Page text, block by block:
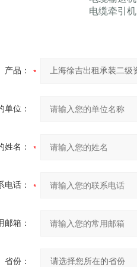
电缆牵引机
产品：
单位：
姓名：
电话：
邮箱：
省份：